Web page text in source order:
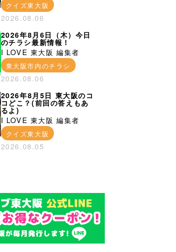
クイズ東大阪
2026.08.06
2026年8月6日（木）今日
のチラシ最新情報！
I LOVE 東大阪 編集者
東大阪市内のチラシ
2026.08.06
2026年8月5日 東大阪のコ
コどこ？(前回の答えもあ
るよ)
I LOVE 東大阪 編集者
クイズ東大阪
2026.08.05